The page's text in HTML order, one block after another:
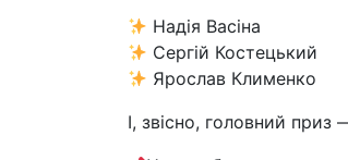
Надія Васіна
Сергій Костецький
Ярослав Клименко
І, звісно, головний